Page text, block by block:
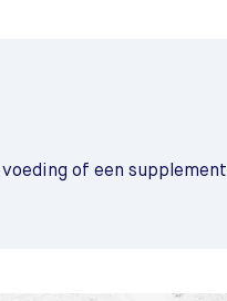
of een supplement